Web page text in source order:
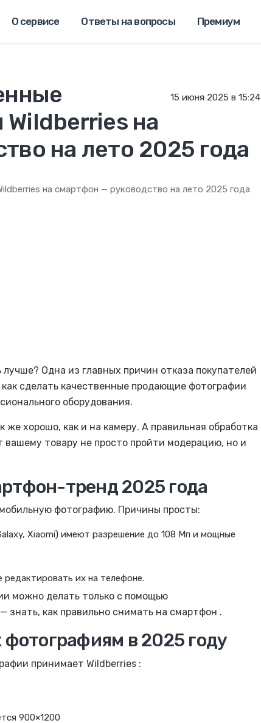
О сервисе Ответы на вопросы Премиум
15 июня 2025 в 15:24
на
на лето 2025 года
на смартфон — руководство на лето 2025 года
Одна из главных причин отказа покупателей
сделать качественные продающие фотографии
оборудования.
хорошо, как и на камеру. А правильная обработка
товару не просто пройти модерацию, но и
тренд 2025 года
фотографию. Причины просты:
Xiaomi) имеют разрешение до 108 Мп и мощные
их на телефоне.
можно делать только с помощью
знать, как правильно снимать на смартфон .
фотографиям в 2025 году
принимает Wildberries :
900×1200